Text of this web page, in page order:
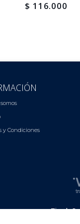
$ 116.000
y Condiciones
Tienda